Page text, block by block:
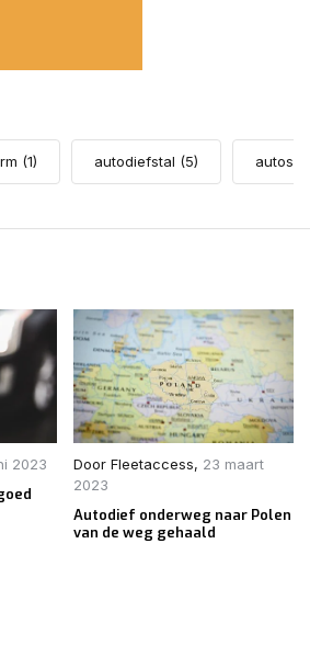
(1) autodiefstal (5)
2023 Door Fleetaccess, 23 maart
2023
Autodief onderweg naar Polen
van de weg gehaald